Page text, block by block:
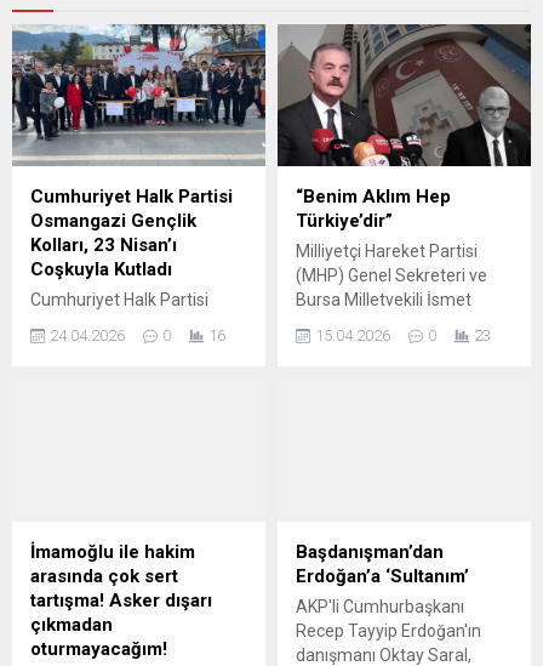
Cumhuriyet Halk Partisi
Osmangazi Gençlik
Kolları, 23 Nisan’ı
Coşkuyla Kutladı
Cumhuriyet Halk Partisi
(CHP) Osmangazi Gençlik
Kolları, 23 Nisan Ulusal
verdiği değerin ne denli
önemli olduğu bir kez daha
vurgulandı. Etkinlikte Kimler
Vardı? Bursa milletvekili
Orhan Sarıbal,...
24.04.2026 0 16
“Benim Aklım Hep
Türkiye’dir”
Milliyetçi Hareket Partisi
(MHP) Genel Sekreteri ve
Bursa Milletvekili İsmet
Büyükataman, İYİ Parti
Genel Başkanı Müsavat
tarafından paylaşılan
açıklamada, Alparslan
Türkeş’in siyasi mirasına
vurgu yapılarak,
Dervişoğlu’nun...
15.04.2026 0 23
İmamoğlu ile hakim
arasında çok sert
tartışma! Asker dışarı
çıkmadan
oturmayacağım!
Başdanışman’dan
Erdoğan’a ‘Sultanım’
AKP'li Cumhurbaşkanı
Recep Tayyip Erdoğan'ın
danışmanı Oktay Saral,